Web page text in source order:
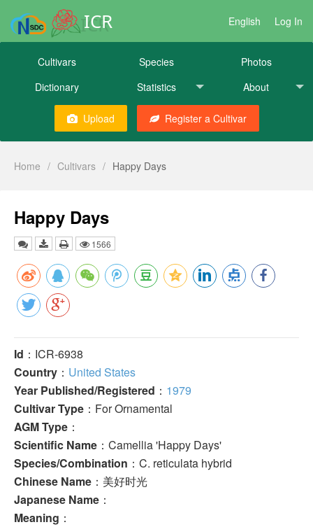
ICR English Log In
Cultivars Species
Photos
Dictionary
Statistics About
Upload Register a Cultivar
Home / Cultivars / Happy Days
Happy Days
1566
Id ：ICR-6938
Country ： United States
Year Published/Registered ： 1979
Cultivar Type ：For Ornamental
AGM Type ：
Scientific Name ：Camellia 'Happy Days'
Species/Combination ：C. reticulata hybrid
Chinese Name ：美好时光
Japanese Name ：
Meaning ：